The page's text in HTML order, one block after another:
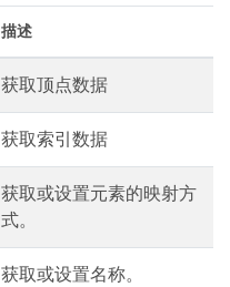
描述
获取顶点数据
获取索引数据
获取或设置元素的映射方
式。
获取或设置名称。